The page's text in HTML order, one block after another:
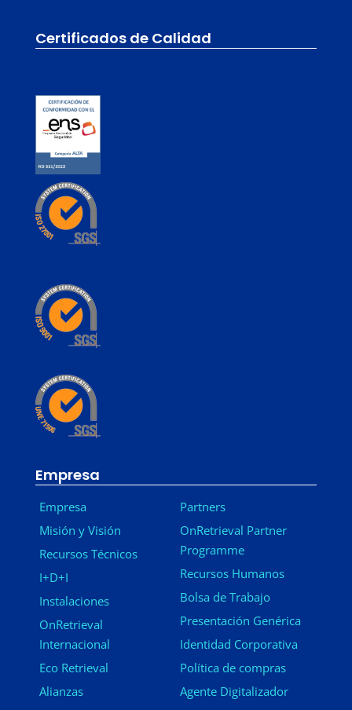
Certificados de Calidad
Empresa
Empresa
Misión y Visión
Recursos Técnicos
I+D+I
Instalaciones
OnRetrieval
Internacional
Eco Retrieval
Alianzas
Partners
OnRetrieval Partner
Programme
Recursos Humanos
Bolsa de Trabajo
Presentación Genérica
Identidad Corporativa
Política de compras
Agente Digitalizador